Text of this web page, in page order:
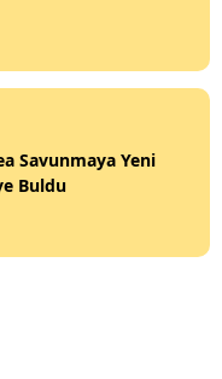
Savunmaya Yeni
Buldu